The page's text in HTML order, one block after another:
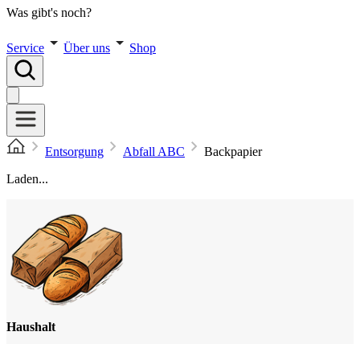
Was gibt's noch?
Service Über uns Shop
Entsorgung Abfall ABC
Backpapier
Laden...
Haushalt